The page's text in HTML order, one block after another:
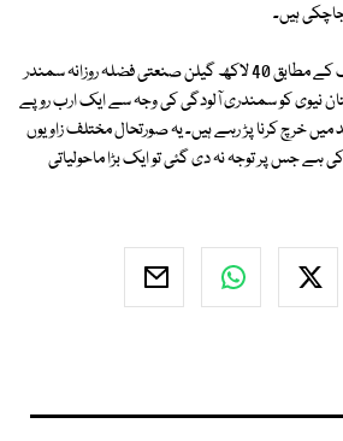
ہیں۔
ڈائریکٹر جنرل پورٹ اینڈ شپنگ کے مطابق 40 لاکھ گیلن صنعتی فضلہ روزانہ سمندر
نیوی کو سمندری آلودگی کی وجہ سے ایک ارب روپے
خرچ کرنا پڑ رہے ہیں۔ یہ صورتحال مختلف زاویوں
جس پر توجہ نہ دی گئی تو ایک بڑا ماحولیاتی